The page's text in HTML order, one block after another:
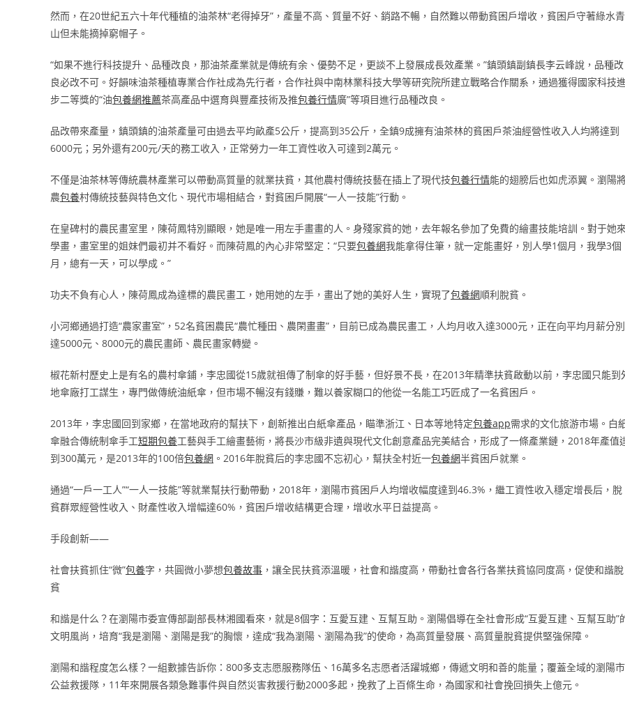
然而，在20世紀五六十年代種植的油茶林“老得掉牙”，產量不高、質量不好、銷路不暢，自然難以帶動貧困戶增收，貧困戶守著綠水青
山但未能摘掉窮帽子。
“如果不進行科技提升、品種改良，那油茶產業就是傳統有余、優勢不足，更談不上發展成長效產業。”鎮頭鎮副鎮長李云峰說，品種改
良必改不可。好韻味油茶種植專業合作社成為先行者，合作社與中南林業科技大學等研究院所建立戰略合作關系，通過獲得國家科技
步二等獎的“油包養網推薦茶高產品中選育與豐產技術及推包養行情廣”等項目進行品種改良。
品改帶來產量，鎮頭鎮的油茶產量可由過去平均畝產5公斤，提高到35公斤，全鎮9成擁有油茶林的貧困戶茶油經營性收入人均將達到
6000元；另外還有200元/天的務工收入，正常勞力一年工資性收入可達到2萬元。
不僅是油茶林等傳統農林產業可以帶動高質量的就業扶貧，其他農村傳統技藝在插上了現代技包養行情能的翅膀后也如虎添翼。瀏陽
農包養村傳統技藝與特色文化、現代市場相結合，對貧困戶開展“一人一技能”行動。
在皇碑村的農民畫室里，陳荷鳳特別顯眼，她是唯一用左手畫畫的人。身殘家貧的她，去年報名參加了免費的繪畫技能培訓。對于她
學畫，畫室里的姐妹們最初并不看好。而陳荷鳳的內心非常堅定：“只要包養網我能拿得住筆，就一定能畫好，別人學1個月，我學3個
月，總有一天，可以學成。”
功夫不負有心人，陳荷鳳成為達標的農民畫工，她用她的左手，畫出了她的美好人生，實現了包養網順利脫貧。
小河鄉通過打造“農家畫室”，52名貧困農民“農忙種田、農閑畫畫”，目前已成為農民畫工，人均月收入達3000元，正在向平均月薪分別
達5000元、8000元的農民畫師、農民畫家轉變。
椒花新村歷史上是有名的農村傘鋪，李忠國從15歲就祖傳了制傘的好手藝，但好景不長，在2013年精準扶貧啟動以前，李忠國只能到
地傘廠打工謀生，專門做傳統油紙傘，但市場不暢沒有錢賺，難以養家糊口的他從一名能工巧匠成了一名貧困戶。
2013年，李忠國回到家鄉，在當地政府的幫扶下，創新推出白紙傘產品，瞄準浙江、日本等地特定包養app需求的文化旅游市場。白
傘融合傳統制傘手工短期包養工藝與手工繪畫藝術，將長沙市級非遺與現代文化創意產品完美結合，形成了一條產業鏈，2018年產值
到300萬元，是2013年的100倍包養網 。2016年脫貧后的李忠國不忘初心，幫扶全村近一包養網半貧困戶就業。
通過“一戶一工人”“一人一技能”等就業幫扶行動帶動，2018年，瀏陽市貧困戶人均增收幅度達到46.3%，繼工資性收入穩定增長后，脫
貧群眾經營性收入、財產性收入增幅達60%，貧困戶增收結構更合理，增收水平日益提高。
手段創新——
社會扶貧抓住“微”包養字，共圓微小夢想包養故事 ，讓全民扶貧添溫暖，社會和諧度高，帶動社會各行各業扶貧協同度高，促使和諧脫
貧
和諧是什么？在瀏陽市委宣傳部副部長林湘國看來，就是8個字：互愛互建、互幫互助。瀏陽倡導在全社會形成“互愛互建、互幫互助”
文明風尚，培育“我是瀏陽、瀏陽是我”的胸懷，達成“我為瀏陽、瀏陽為我”的使命，為高質量發展、高質量脫貧提供堅強保障。
瀏陽和諧程度怎么樣？一組數據告訴你：800多支志愿服務隊伍、16萬多名志愿者活躍城鄉，傳遞文明和善的能量；覆蓋全域的瀏陽市
公益救援隊，11年來開展各類急難事件與自然災害救援行動2000多起，挽救了上百條生命，為國家和社會挽回損失上億元。